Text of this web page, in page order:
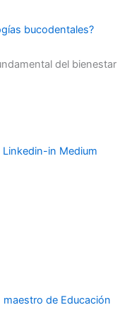
bucodentales?
del bienestar
Linkedin-in Medium
de Educación